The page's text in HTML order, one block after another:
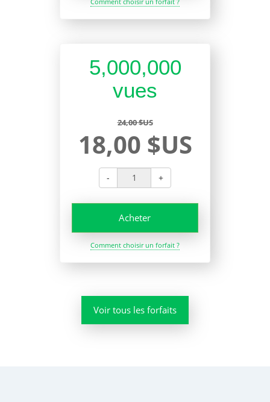
5,000,000
vues
24,00 $US
18,00 $US
- +
Acheter
Comment choisir un forfait ?
Voir tous les forfaits